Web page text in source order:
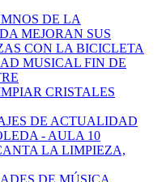
DE LA
MEJORAN SUS
CON LA BICICLETA
MUSICAL FIN DE
CRISTALES
DE ACTUALIDAD
- AULA 10
LA LIMPIEZA,
DE MÚSICA